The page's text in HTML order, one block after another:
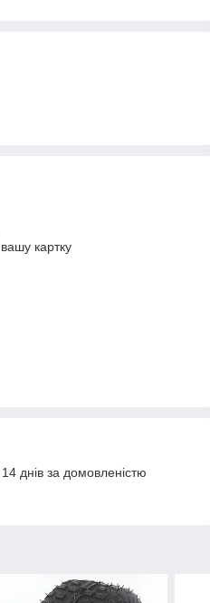
картку
днів за домовленістю